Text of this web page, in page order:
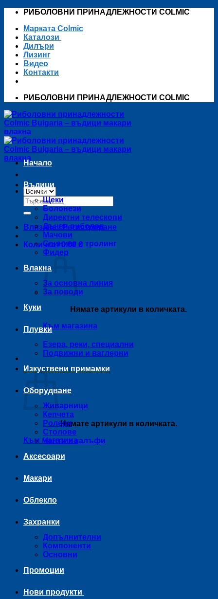
Skip
content
РИБОЛОВНИ ПРИНАДЛЕЖНОСТИ COLMIC
Марката Colmic
Каталози
Дилъри
Лизинг
Видео
Контакти
РИБОЛОВНИ ПРИНАДЛЕЖНОСТИ COLMIC
Търсене
за:
Влизане / Регистриране
Количка /0,00 €
Нямате артикули в количката.
Към магазина
Количка
Нямате артикули в количката.
Към магазина
Начало
Въдици
Щеки
Болонези
Директни телескопи
Дънен риболов
Мачови
Спининг и тролинг
Фидер
Влакна
За основна линия
За поводи
Куки
Плувки
Езера, реки, специални
Подвижни и ваглерни
Изкуствени примамки
Оборудване
Живарници
Кепчета
Ролери
Столове
Чанти и калъфи
Аксесоари
Макари
Облекло
Захранки
Допълнителни
Компоненти
Основни
Промоции
Нови продукти